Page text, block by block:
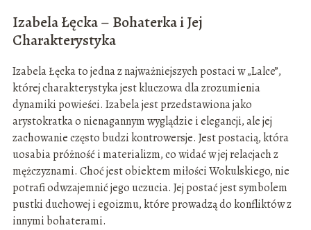
Izabela Łęcka – Bohaterka i Jej
Charakterystyka
Izabela Łęcka to jedna z najważniejszych postaci w „Lalce”,
której charakterystyka jest kluczowa dla zrozumienia
dynamiki powieści. Izabela jest przedstawiona jako
arystokratka o nienagannym wyglądzie i elegancji, ale jej
zachowanie często budzi kontrowersje. Jest postacią, która
uosabia próżność i materializm, co widać w jej relacjach z
mężczyznami. Choć jest obiektem miłości Wokulskiego, nie
potrafi odwzajemnić jego uczucia. Jej postać jest symbolem
pustki duchowej i egoizmu, które prowadzą do konfliktów z
innymi bohaterami.